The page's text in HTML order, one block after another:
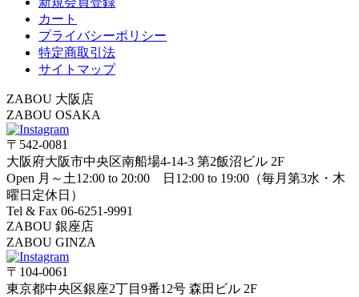
カート
プライバシーポリシー
特定商取引法
サイトマップ
ZABOU 大阪店
ZABOU OSAKA
〒542-0081
大阪府大阪市中央区南船場4-14-3 第2飯沼ビル 2F
Open 月～土12:00 to 20:00 日12:00 to 19:00（毎月第3水・木
曜日定休日）
Tel & Fax 06-6251-9991
ZABOU 銀座店
ZABOU GINZA
〒104-0061
東京都中央区銀座2丁目9番12号 森田ビル 2F